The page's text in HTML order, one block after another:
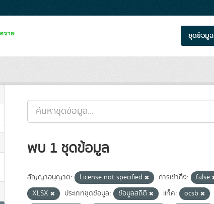
ชุดข้อมูล
พบ 1 ชุดข้อมูล
สัญญาอนุญาต: License not specified การเข้าถึง: false
XLSX
ประเภทชุดข้อมูล: ข้อมูลสถิติ แท็ค: ocsb